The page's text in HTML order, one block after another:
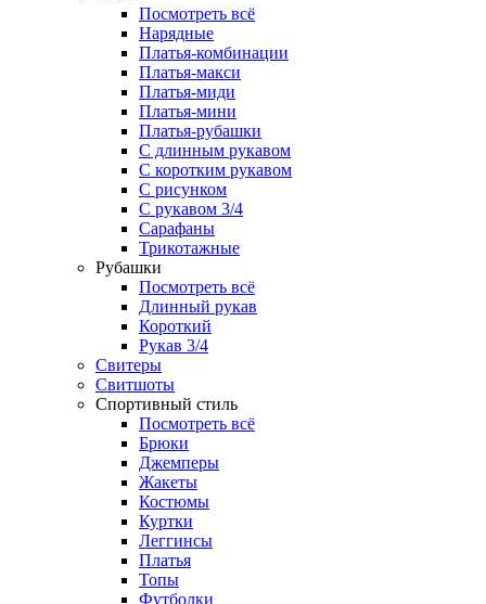
Посмотреть всё
Нарядные
Платья-комбинации
Платья-макси
Платья-миди
Платья-мини
Платья-рубашки
С длинным рукавом
С коротким рукавом
С рисунком
С рукавом 3/4
Сарафаны
Трикотажные
Рубашки
Посмотреть всё
Длинный рукав
Короткий
Рукав 3/4
Свитеры
Свитшоты
Спортивный стиль
Посмотреть всё
Брюки
Джемперы
Жакеты
Костюмы
Куртки
Леггинсы
Платья
Топы
Футболки